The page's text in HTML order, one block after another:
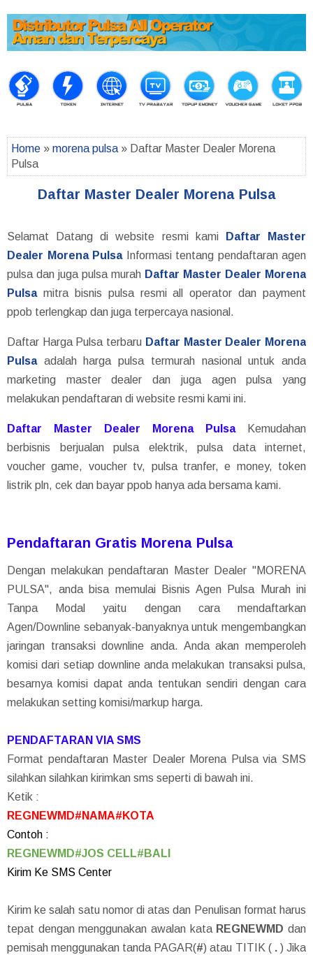
Home » morena pulsa » Daftar Master Dealer Morena
Pulsa
Daftar Master Dealer Morena Pulsa
Selamat Datang di website resmi kami
Daftar Master
Dealer Morena PulsaInformasi tentang pendaftaran agen
pulsa dan juga pulsa murah Daftar Master Dealer Morena
Pulsamitra bisnis pulsa resmi all operator dan payment
ppob terlengkap dan juga terpercaya nasional.
Daftar Harga Pulsa terbaru Daftar Master Dealer Morena
Pulsaadalah harga pulsa termurah nasional untuk anda
marketing master dealer dan juga agen pulsa yang
melakukan pendaftaran di website resmi kami ini.
Daftar Master Dealer Morena PulsaKemudahan
berbisnis berjualan pulsa elektrik, pulsa data internet,
voucher game, voucher tv, pulsa tranfer, e money, token
listrik pln, cek dan bayar ppob hanya ada bersama kami.
Pendaftaran Gratis Morena Pulsa
Dengan melakukan pendaftaran Master Dealer "MORENA
PULSA", anda bisa memulai Bisnis Agen Pulsa Murah ini
Tanpa Modal yaitu dengan cara mendaftarkan
Agen/Downline sebanyak-banyaknya untuk mengembangkan
jaringan transaksi downline anda. Anda akan memperoleh
komisi dari setiap downline anda melakukan transaksi pulsa,
besarnya komisi dapat anda tentukan sendiri dengan cara
melakukan setting komisi/markup harga.
PENDAFTARAN VIA SMS
Format pendaftaran Master Dealer Morena Pulsa via SMS
silahkan silahkan kirimkan sms seperti di bawah ini.
Ketik :
REGNEWMD#NAMA#KOTA
Contoh :
REGNEWMD#JOS CELL#BALI
Kirim Ke SMS Center
Kirim ke salah satu nomor di atas dan Penulisan format harus
tepat dengan menggunakan awalan kata REGNEWMD dan
pemisah menggunakan tanda PAGAR(#) atau TITIK (.) Jika